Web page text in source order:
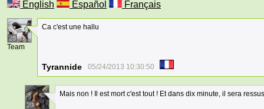
English Español Français
28
Team
Ca c'est une hallu
Tyrannide 05/24/2013 10:30:50
20
Mais non ! Il est mort c'est tout ! Et dans dix minute, il sera